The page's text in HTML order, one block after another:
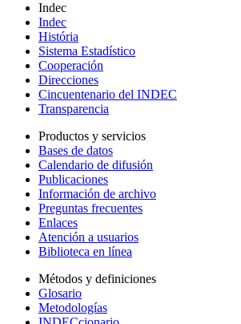
Indec
Indec
História
Sistema Estadístico
Cooperación
Direcciones
Cincuentenario del INDEC
Transparencia
Productos y servicios
Bases de datos
Calendario de difusión
Publicaciones
Información de archivo
Preguntas frecuentes
Enlaces
Atención a usuarios
Biblioteca en línea
Métodos y definiciones
Glosario
Metodologías